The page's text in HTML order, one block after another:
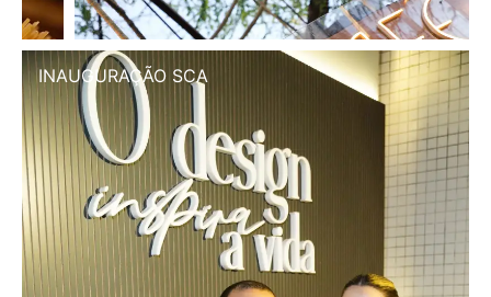
INAUGURAÇÃO SCA